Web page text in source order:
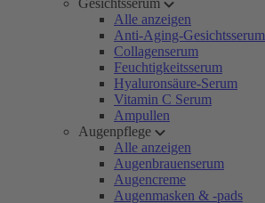
Gesichtsserum
Alle anzeigen
Anti-Aging-Gesichtsserum
Collagenserum
Feuchtigkeitsserum
Hyaluronsäure-Serum
Vitamin C Serum
Ampullen
Augenpflege
Alle anzeigen
Augenbrauenserum
Augencreme
Augenmasken & -pads